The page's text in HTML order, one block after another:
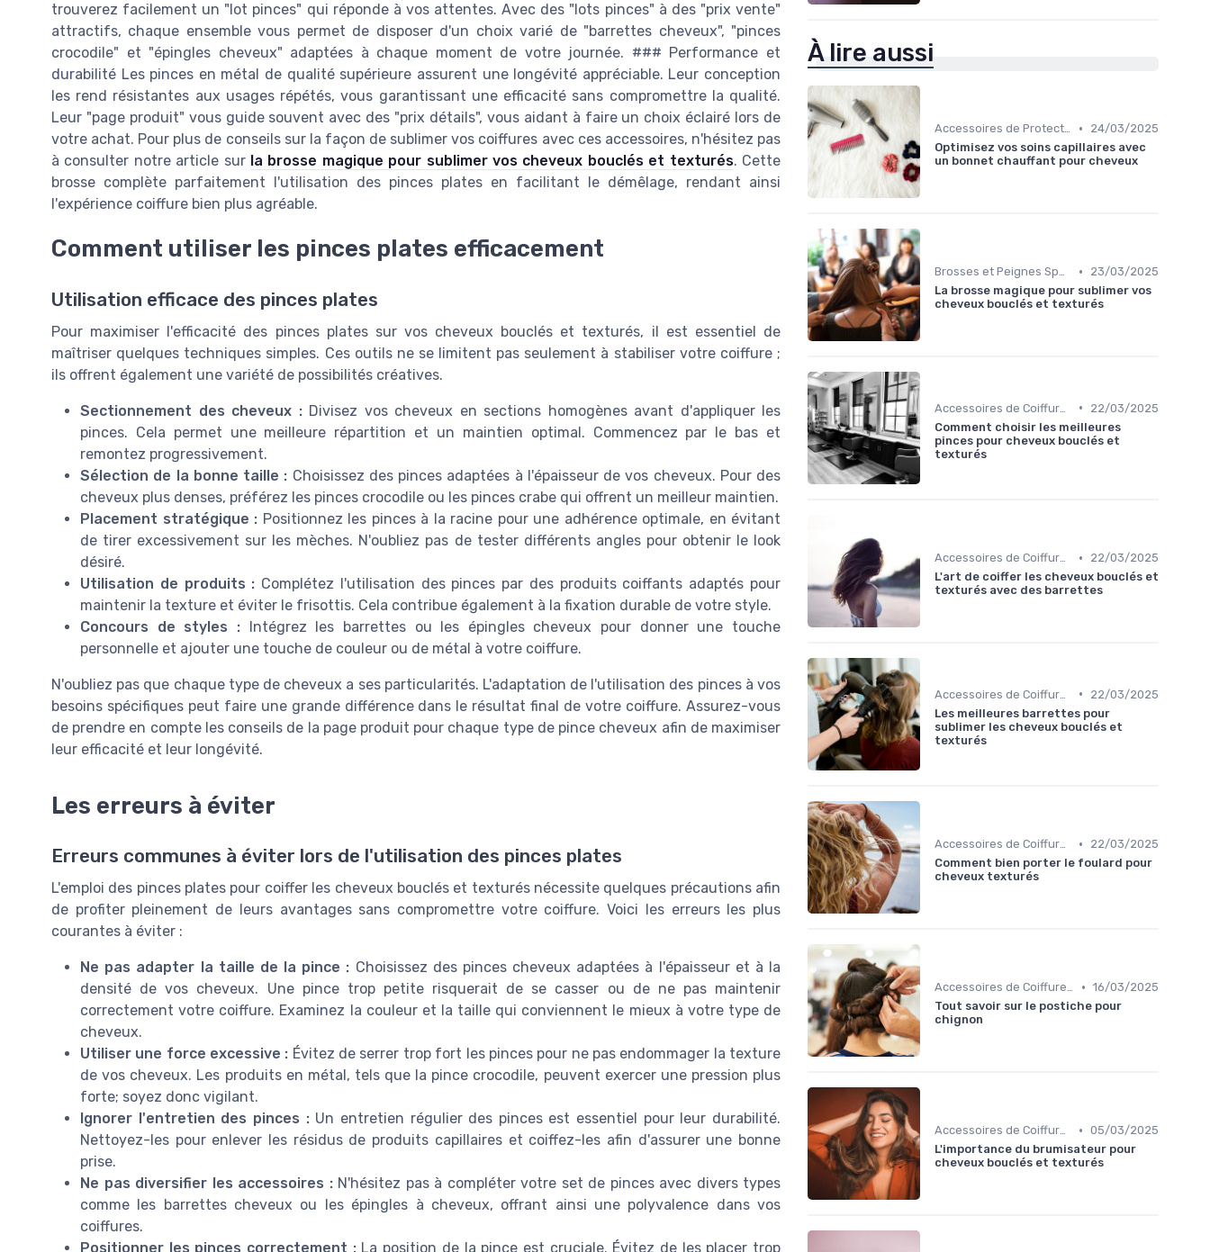
trouverez facilement un "lot pinces" qui réponde à vos attentes. Avec des "lots pinces" à des "prix vente"
attractifs, chaque ensemble vous permet de disposer d'un choix varié de "barrettes cheveux", "pinces
crocodile" et "épingles cheveux" adaptées à chaque moment de votre journée. ### Performance et
durabilité Les pinces en métal de qualité supérieure assurent une longévité appréciable. Leur conception
les rend résistantes aux usages répétés, vous garantissant une efficacité sans compromettre la qualité.
Leur "page produit" vous guide souvent avec des "prix détails", vous aidant à faire un choix éclairé lors de
votre achat. Pour plus de conseils sur la façon de sublimer vos coiffures avec ces accessoires, n'hésitez pas
à consulter notre article sur la brosse magique pour sublimer vos cheveux bouclés et texturés. Cette
brosse complète parfaitement l'utilisation des pinces plates en facilitant le démêlage, rendant ainsi
l'expérience coiffure bien plus agréable.
Comment utiliser les pinces plates efficacement
Utilisation efficace des pinces plates
Pour maximiser l'efficacité des pinces plates sur vos cheveux bouclés et texturés, il est essentiel de
maîtriser quelques techniques simples. Ces outils ne se limitent pas seulement à stabiliser votre coiffure ;
ils offrent également une variété de possibilités créatives.
Sectionnement des cheveux :Divisez vos cheveux en sections homogènes avant d'appliquer les
pinces. Cela permet une meilleure répartition et un maintien optimal. Commencez par le bas et
remontez progressivement.
Sélection de la bonne taille : Choisissez des pinces adaptées à l'épaisseur de vos cheveux. Pour des
cheveux plus denses, préférez les pinces crocodile ou les pinces crabe qui offrent un meilleur maintien.
Placement stratégique : Positionnez les pinces à la racine pour une adhérence optimale, en évitant
de tirer excessivement sur les mèches. N'oubliez pas de tester différents angles pour obtenir le look
désiré.
Utilisation de produits : Complétez l'utilisation des pinces par des produits coiffants adaptés pour
maintenir la texture et éviter le frisottis. Cela contribue également à la fixation durable de votre style.
Concours de styles :Intégrez les barrettes ou les épingles cheveux pour donner une touche
personnelle et ajouter une touche de couleur ou de métal à votre coiffure.
N'oubliez pas que chaque type de cheveux a ses particularités. L'adaptation de l'utilisation des pinces à vos
besoins spécifiques peut faire une grande différence dans le résultat final de votre coiffure. Assurez-vous
de prendre en compte les conseils de la page produit pour chaque type de pince cheveux afin de maximiser
leur efficacité et leur longévité.
Les erreurs à éviter
Erreurs communes à éviter lors de l'utilisation des pinces plates
L'emploi des pinces plates pour coiffer les cheveux bouclés et texturés nécessite quelques précautions afin
de profiter pleinement de leurs avantages sans compromettre votre coiffure. Voici les erreurs les plus
courantes à éviter :
Ne pas adapter la taille de la pince : Choisissez des pinces cheveux adaptées à l'épaisseur et à la
densité de vos cheveux. Une pince trop petite risquerait de se casser ou de ne pas maintenir
correctement votre coiffure. Examinez la couleur et la taille qui conviennent le mieux à votre type de
cheveux.
Utiliser une force excessive : Évitez de serrer trop fort les pinces pour ne pas endommager la texture
de vos cheveux. Les produits en métal, tels que la pince crocodile, peuvent exercer une pression plus
forte; soyez donc vigilant.
Ignorer l'entretien des pinces :Un entretien régulier des pinces est essentiel pour leur durabilité.
Nettoyez-les pour enlever les résidus de produits capillaires et coiffez-les afin d'assurer une bonne
prise.
Ne pas diversifier les accessoires :N'hésitez pas à compléter votre set de pinces avec divers types
comme les barrettes cheveux ou les épingles à cheveux, offrant ainsi une polyvalence dans vos
coiffures.
Positionner les pinces correctement :La position de la pince est cruciale. Évitez de les placer trop
À lire aussi
Accessoires de Protection •
24/03/2025
Optimisez vos soins capillaires avec
un bonnet chauffant pour cheveux
Brosses et Peignes Spéciaux •
23/03/2025
La brosse magique pour sublimer vos
cheveux bouclés et texturés
•
22/03/2025
Comment choisir les meilleures
pinces pour cheveux bouclés et
texturés
Accessoires de Coiffure pour Cheveux Texturés •
22/03/2025
L'art de coiffer les cheveux bouclés et
texturés avec des barrettes
•
22/03/2025
Les meilleures barrettes pour
sublimer les cheveux bouclés et
texturés
Accessoires de Coiffure pour Cheveux Texturés •
22/03/2025
Comment bien porter le foulard pour
cheveux texturés
Accessoires de Coiffure pour Cheveux Texturés • 16/03/2025
Tout savoir sur le postiche pour
chignon
Accessoires de Coiffure pour Cheveux Texturés • 05/03/2025
L'importance du brumisateur pour
cheveux bouclés et texturés